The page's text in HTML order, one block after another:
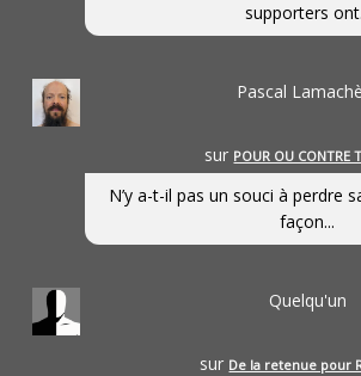
supporters
Pascal
sur POUR OU CONTRE
N’y a-t-il pas un souci à perdre
façon...
Quelqu'un
sur De la retenue pour